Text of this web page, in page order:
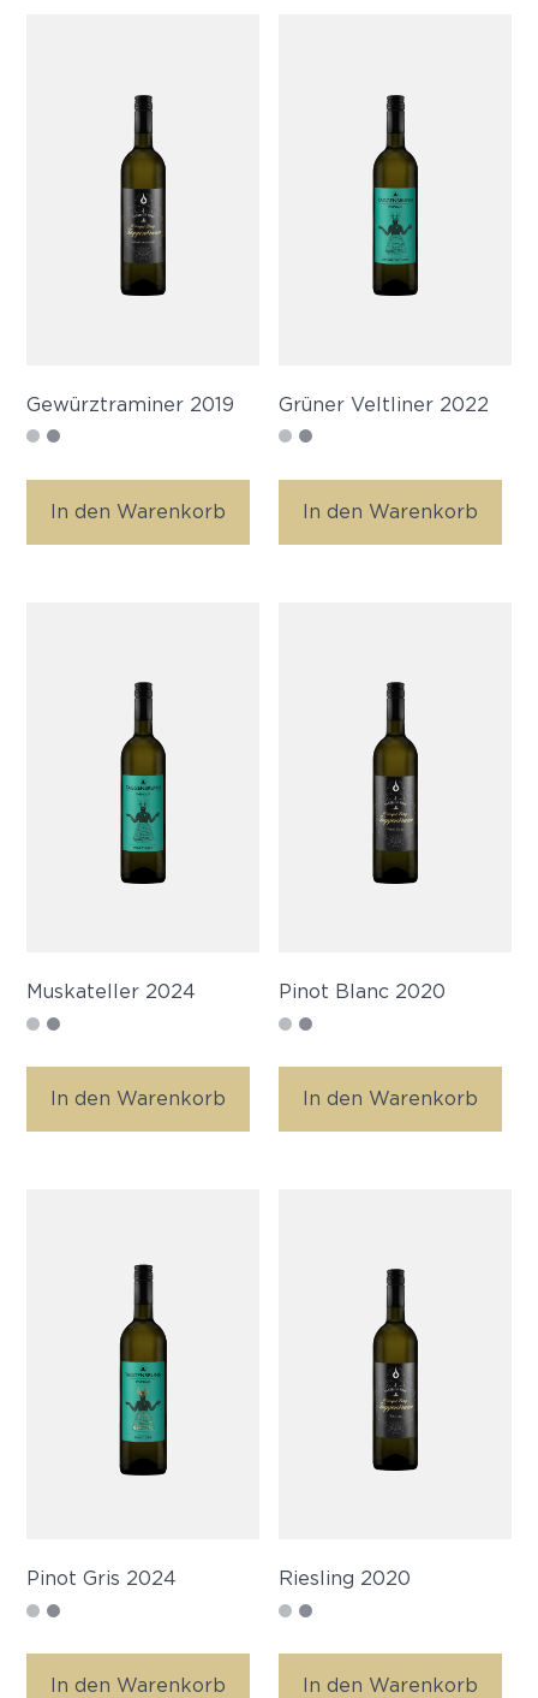
Gewürztraminer 2019
In den Warenkorb
Grüner Veltliner 2022
In den Warenkorb
Muskateller 2024
In den Warenkorb
Pinot Blanc 2020
In den Warenkorb
Pinot Gris 2024
In den Warenkorb
Riesling 2020
In den Warenkorb